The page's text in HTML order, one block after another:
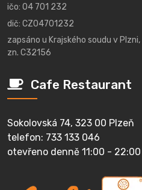
ičo: 04 701 232
dič: CZ04701232
zapsáno u Krajského soudu v Plzni,
zn. C32156
Cafe Restaurant
Sokolovská 74, 323 00 Plzeň
telefon: 733 133 046
otevřeno denně 11:00 - 22:00